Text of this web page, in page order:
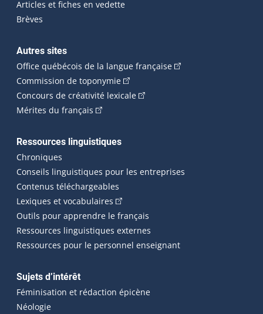
Articles et fiches en vedette
Brèves
Autres sites
Office québécois de la langue française(Cet hyperlien
Commission de toponymie(Cet hyperlien externe s'ouvrira
Concours de créativité lexicale(Cet hyperlien externe
Mérites du français (Cet hyperlien externe s'ouvrira dans une
Ressources linguistiques
Chroniques
Conseils linguistiques pour les entreprises
Contenus téléchargeables
Lexiques et vocabulaires (Cet hyperlien externe s'ouvrira
Outils pour apprendre le français
Ressources linguistiques externes
Ressources pour le personnel enseignant
Sujets d’intérêt
Féminisation et rédaction épicène
Néologie